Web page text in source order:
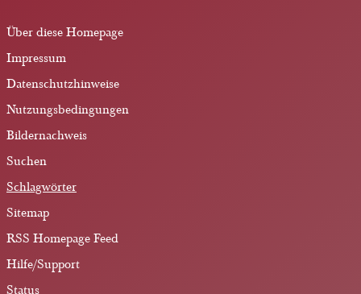
Über diese Homepage
Impressum
Datenschutzhinweise
Nutzungsbedingungen
Bildernachweis
Suchen
Schlagwörter
Sitemap
RSS Homepage Feed
Hilfe/Support
Status